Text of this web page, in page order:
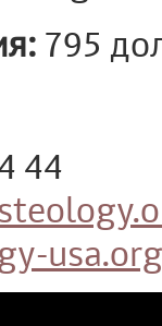
795
44
usa.org